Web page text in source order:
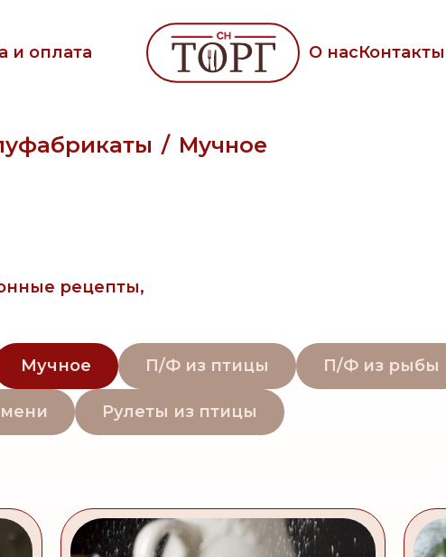
и оплата О насКонтакты
Мучное
рецепты,
Мучное П/Ф из птицы П/Ф из рыбы
Рулеты из птицы